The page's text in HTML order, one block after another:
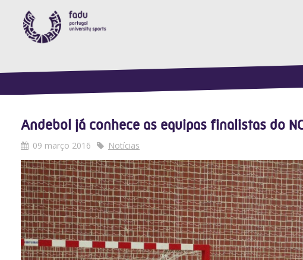
Andebol já conhece as equipas finalistas do
09 março 2016 Notícias